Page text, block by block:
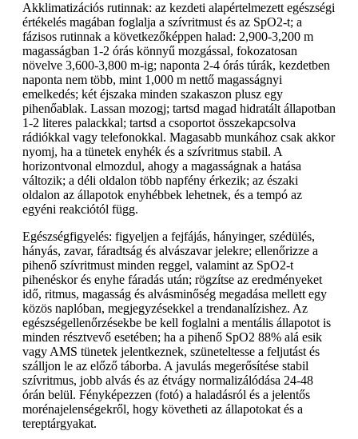
Akklimatizációs rutinnak: az kezdeti alapértelmezett egészségi
értékelés magában foglalja a szívritmust és az SpO2-t; a
fázisos rutinnak a következőképpen halad: 2,900-3,200 m
magasságban 1-2 órás könnyű mozgással, fokozatosan
növelve 3,600-3,800 m-ig; naponta 2-4 órás túrák, kezdetben
naponta nem több, mint 1,000 m nettő magasságnyi
emelkedés; két éjszaka minden szakaszon plusz egy
pihenőablak. Lassan mozogj; tartsd magad hidratált állapotban
1-2 literes palackkal; tartsd a csoportot összekapcsolva
rádiókkal vagy telefonokkal. Magasabb munkához csak akkor
nyomj, ha a tünetek enyhék és a szívritmus stabil. A
horizontvonal elmozdul, ahogy a magasságnak a hatása
változik; a déli oldalon több napfény érkezik; az északi
oldalon az állapotok enyhébbek lehetnek, és a tempó az
egyéni reakciótól függ.
Egészségfigyelés: figyeljen a fejfájás, hányinger, szédülés,
hányás, zavar, fáradtság és alvászavar jelekre; ellenőrizze a
pihenő szívritmust minden reggel, valamint az SpO2-t
pihenéskor és enyhe fáradás után; rögzítse az eredményeket
idő, ritmus, magasság és alvásminőség megadása mellett egy
közös naplóban, megjegyzésekkel a trendanalízishez. Az
egészségellenőrzésekbe be kell foglalni a mentális állapotot is
minden résztvevő esetében; ha a pihenő SpO2 88% alá esik
vagy AMS tünetek jelentkeznek, szüneteltesse a feljutást és
szálljon le az előző táborba. A javulás megerősítése stabil
szívritmus, jobb alvás és az étvágy normalizálódása 24-48
órán belül. Fényképezzen (fotó) a haladásról és a jelentős
morénajelenségekről, hogy követheti az állapotokat és a
tereptárgyakat.